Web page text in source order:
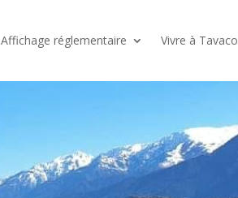
Affichage réglementaire Vivre à Tavaco